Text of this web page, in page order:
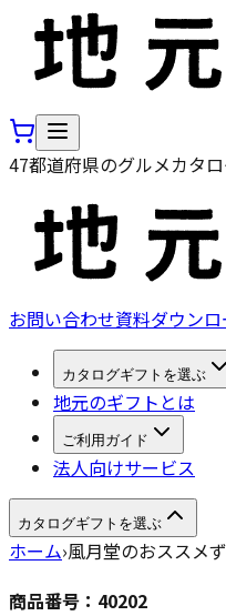
47都道府県のグルメカタ
お問い合わせ資料ダウンロ
カタログギフトを選ぶ
地元のギフトとは
ご利用ガイド
法人向けサービス
カタログギフトを選ぶ
ホーム›風月堂のおススメ
商品番号： 40202